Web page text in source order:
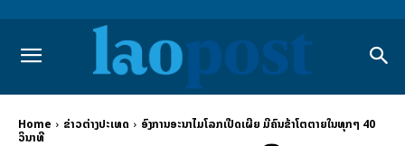
Home ຂ່າວຕ່າງປະເທດ
ອົງການອະນາໄມໂລກເປີດເຜີຍ ມີຄົນຂ້າໂຕຕາຍໃນທຸກໆ 40
ວິນາທີ